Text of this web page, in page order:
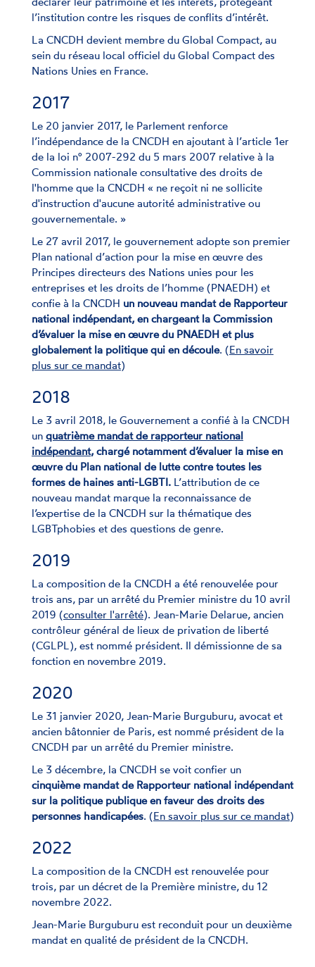
l’institution contre les risques de conflits d’intérêt.
La CNCDH devient membre du Global Compact, au
sein du réseau local officiel du Global Compact des
Nations Unies en France.
2017
Le 20 janvier 2017, le Parlement renforce
l’indépendance de la CNCDH en ajoutant à l’article 1er
de la loi n° 2007-292 du 5 mars 2007 relative à la
Commission nationale consultative des droits de
l'homme que la CNCDH « ne reçoit ni ne sollicite
d'instruction d'aucune autorité administrative ou
gouvernementale. »
Le 27 avril 2017, le gouvernement adopte son premier
Plan national d’action pour la mise en œuvre des
Principes directeurs des Nations unies pour les
entreprises et les droits de l’homme (PNAEDH) et
confie à la CNCDH un nouveau mandat de Rapporteur
national indépendant, en chargeant la Commission
d’évaluer la mise en œuvre du PNAEDH et plus
globalement la politique qui en découle. (En savoir
plus sur ce mandat)
2018
Le 3 avril 2018, le Gouvernement a confié à la CNCDH
un quatrième mandat de rapporteur national
indépendant, chargé notamment d’évaluer la mise en
œuvre du Plan national de lutte contre toutes les
formes de haines anti-LGBTI. L’attribution de ce
nouveau mandat marque la reconnaissance de
l’expertise de la CNCDH sur la thématique des
LGBTphobies et des questions de genre.
2019
La composition de la CNCDH a été renouvelée pour
trois ans, par un arrêté du Premier ministre du 10 avril
2019 (consulter l'arrêté). Jean-Marie Delarue, ancien
contrôleur général de lieux de privation de liberté
(CGLPL), est nommé président. Il démissionne de sa
fonction en novembre 2019.
2020
Le 31 janvier 2020, Jean-Marie Burguburu, avocat et
ancien bâtonnier de Paris, est nommé président de la
CNCDH par un arrêté du Premier ministre.
Le 3 décembre, la CNCDH se voit confier un
cinquième mandat de Rapporteur national indépendant
sur la politique publique en faveur des droits des
personnes handicapées. (En savoir plus sur ce mandat)
2022
La composition de la CNCDH est renouvelée pour
trois, par un décret de la Première ministre, du 12
novembre 2022.
Jean-Marie Burguburu est reconduit pour un deuxième
mandat en qualité de président de la CNCDH.